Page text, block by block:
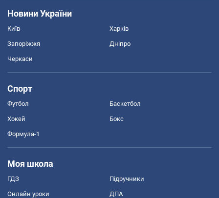
Новини України
Київ Харків
Запоріжжя Дніпро
Черкаси
Спорт
Футбол Баскетбол
Хокей Бокс
Формула-1
Моя школа
ГДЗ Підручники
Онлайн уроки ДПА